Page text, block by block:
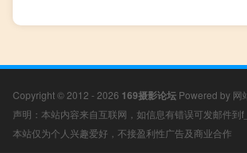
Copyright © 2012 - 2026 169摄影论坛 Powered by 网
声明：本站内容来自互联网，如信息有错误可发邮件
本站仅为个人兴趣爱好，不接盈利性广告及商业合作